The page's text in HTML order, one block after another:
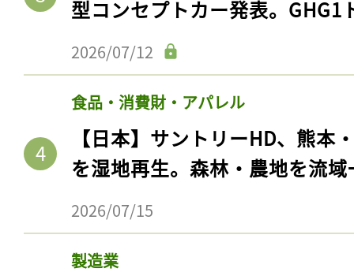
型コンセプトカー発表。GHG1
2026/07/12
食品・消費財・アパレル
【日本】サントリーHD、熊本
を湿地再生。森林・農地を流
2026/07/15
製造業